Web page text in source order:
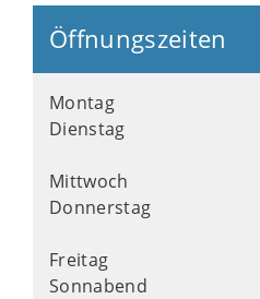
Öffnungszeiten
Montag
Dienstag
Mittwoch
Donnerstag
Freitag
Sonnabend